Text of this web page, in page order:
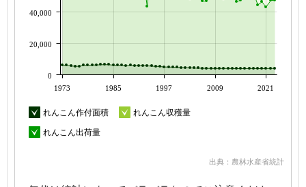
1973 1985 1997 2009 2021
0
20,000
40,000
れんこん作付面積 れんこん収穫量
れんこん出荷量
出典：農林水産省統計